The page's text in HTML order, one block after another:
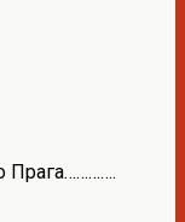
Прага………….